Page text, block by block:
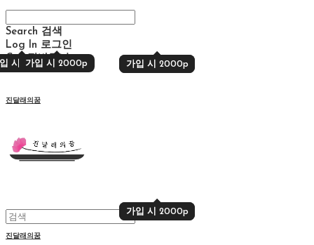
Search 검색
Log In
시 2000p
로그인
가입 시 2000p 가입 시 2000p
가입 시 2000p
Cart장바구니
진달래의꿈
가입 시 2000p
가입 시 2000p
진달래의꿈